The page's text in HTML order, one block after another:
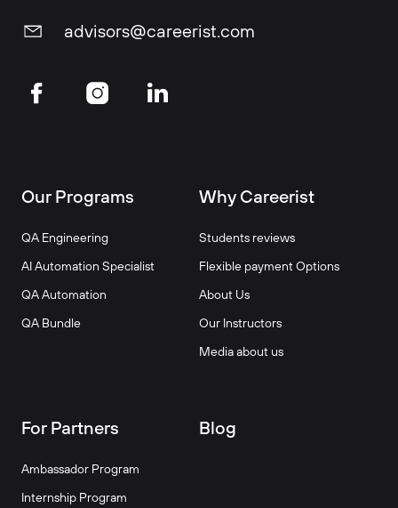
advisors@careerist.com
Our Programs
QA Engineering
AI Automation Specialist
QA Automation
QA Bundle
Why Careerist
Students reviews
Flexible payment Options
About Us
Our Instructors
Media about us
For Partners
Ambassador Program
Internship Program
Blog